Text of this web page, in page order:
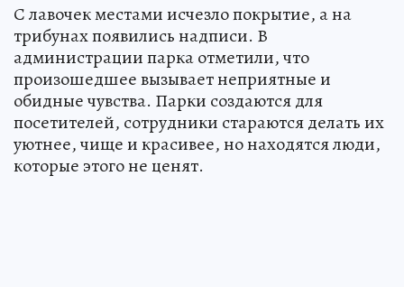
С лавочек местами исчезло покрытие, а на
трибунах появились надписи. В
администрации парка отметили, что
произошедшее вызывает неприятные и
обидные чувства. Парки создаются для
посетителей, сотрудники стараются делать их
уютнее, чище и красивее, но находятся люди,
которые этого не ценят.